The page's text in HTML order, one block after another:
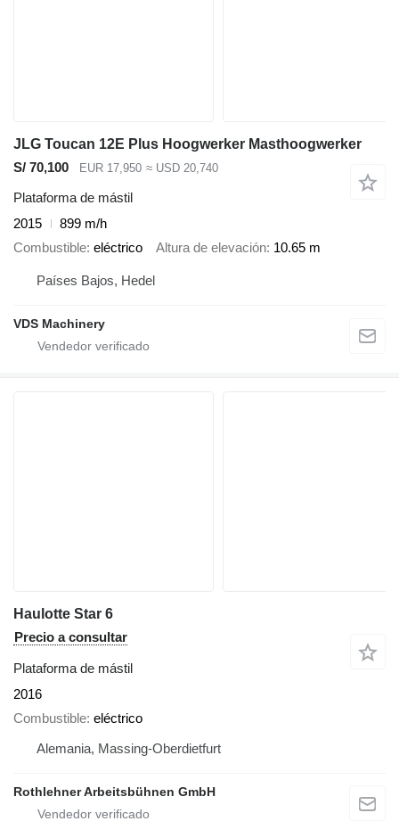
JLG Toucan 12E Plus Hoogwerker Masthoogwerker
S/ 70,100
EUR 17,950 ≈ USD 20,740
Plataforma de mástil
2015
899 m/h
Combustible eléctrico Altura de elevación 10.65 m
Países Bajos, Hedel
VDS Machinery
Haulotte Star 6
Precio a consultar
Plataforma de mástil
2016
Combustible eléctrico
Alemania, Massing-Oberdietfurt
Rothlehner Arbeitsbühnen GmbH